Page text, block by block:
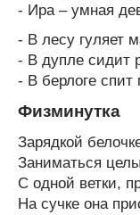
- Ира – умная
- В лесу гуляет
- В дупле сидит
- В берлоге
Физминутка
Зарядкой
Заниматься
С одной ветки,
На сучке она